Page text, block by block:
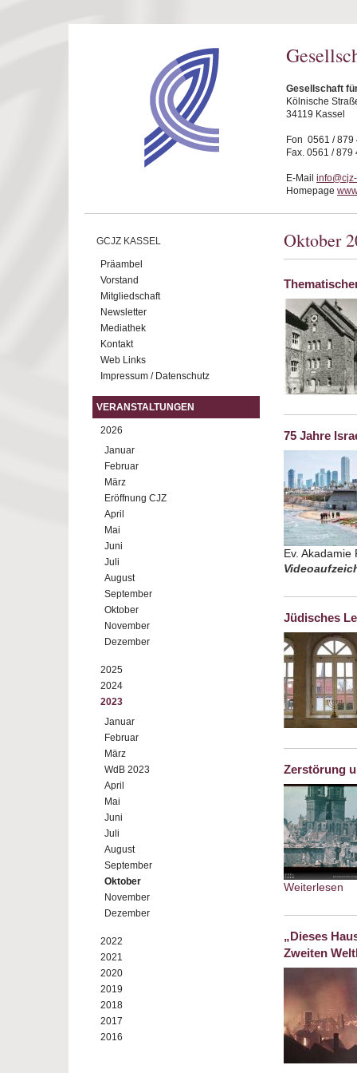
Gesellschaft
Kölnische
34119 Kassel
Fon 0561 / 879
Fax. 0561 / 879
E-Mail
Homepage
GCJZ KASSEL
Präambel
Vorstand
Mitgliedschaft
Newsletter
Mediathek
Kontakt
Web Links
Impressum / Datenschutz
VERANSTALTUNGEN
2026
Januar
Februar
März
Eröffnung CJZ
April
Mai
Juni
Juli
August
September
Oktober
November
Dezember
2025
2024
2023
Januar
Februar
März
WdB 2023
April
Mai
Juni
Juli
August
September
Oktober
November
Dezember
2022
2021
2020
2019
2018
2017
2016
Oktober
75 Jahre
Ev.
Jüdisches
Zerstörung
Weiterlesen
„Dieses
Zweiten